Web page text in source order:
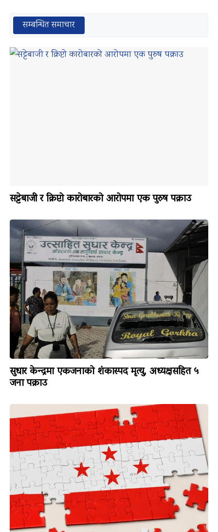
सम्बन्धित समाचार
सट्टेबाजी र क्रिप्टो कारोबारको आरोपमा एक पुरुष पक्राउ
सुधार केन्द्रमा एकजनाको शंकास्पद मृत्यु, अध्यक्षसहित ५
जना पक्राउ